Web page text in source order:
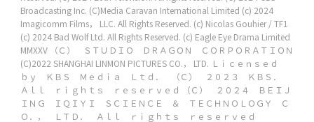
Broadcasting Inc. (C)Media Caravan International Limited (c) 2024
Imagicomm Films， LLC. All Rights Reserved. (c) Nicolas Gouhier / TF1
(c) 2024 Bad Wolf Ltd. All Rights Reserved. (c) Eagle Eye Drama Limited
MMXXV
（Ｃ） ＳＴＵＤＩＯ ＤＲＡＧＯＮ ＣＯＲＰＯＲＡＴＩＯＮ
(C)2022 SHANGHAI LINMON PICTURES CO.， LTD. Ｌｉｃｅｎｓｅｄ
ｂｙ ＫＢＳ Ｍｅｄｉａ Ｌｔｄ． （Ｃ） ２０２３ ＫＢＳ．
Ａｌｌ ｒｉｇｈｔｓ ｒｅｓｅｒｖｅｄ
（Ｃ） ２０２４ ＢＥＩＪ
ＩＮＧ ＩＱＩＹＩ ＳＣＩＥＮＣＥ ＆ ＴＥＣＨＮＯＬＯＧＹ Ｃ
Ｏ．， ＬＴＤ． Ａｌｌ ｒｉｇｈｔｓ ｒｅｓｅｒｖｅｄ